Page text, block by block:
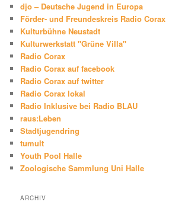
djo – Deutsche Jugend in Europa
Förder- und Freundeskreis Radio Corax
Kulturbühne Neustadt
Kulturwerkstatt "Grüne Villa"
Radio Corax
Radio Corax auf facebook
Radio Corax auf twitter
Radio Corax lokal
Radio Inklusive bei Radio BLAU
raus:Leben
Stadtjugendring
tumult
Youth Pool Halle
Zoologische Sammlung Uni Halle
ARCHIV